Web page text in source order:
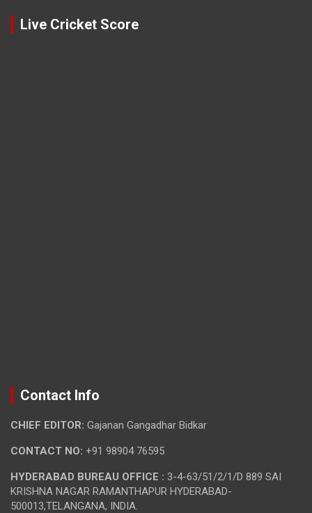
Live Cricket Score
Contact Info
CHIEF EDITOR: Gajanan Gangadhar Bidkar
CONTACT NO: +91 98904 76595
HYDERABAD BUREAU OFFICE : 3-4-63/51/2/1/D 889 SAI
KRISHNA NAGAR RAMANTHAPUR HYDERABAD-
500013,TELANGANA, INDIA.